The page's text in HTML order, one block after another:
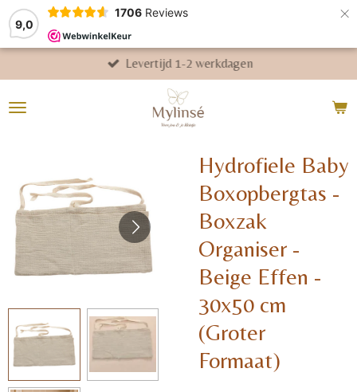
9,0
1706 Reviews ×
Levertijd 1-2 werkdagen
Hydrofiele Baby
Boxopbergtas -
Boxzak
Organiser -
Beige Effen -
30x50 cm
(Groter
Formaat)